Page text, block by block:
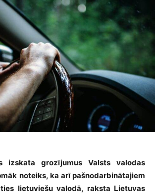
izskata grozījumus Valsts valodas
noteiks, ka arī pašnodarbinātajiem
lietuviešu valodā, raksta Lietuvas